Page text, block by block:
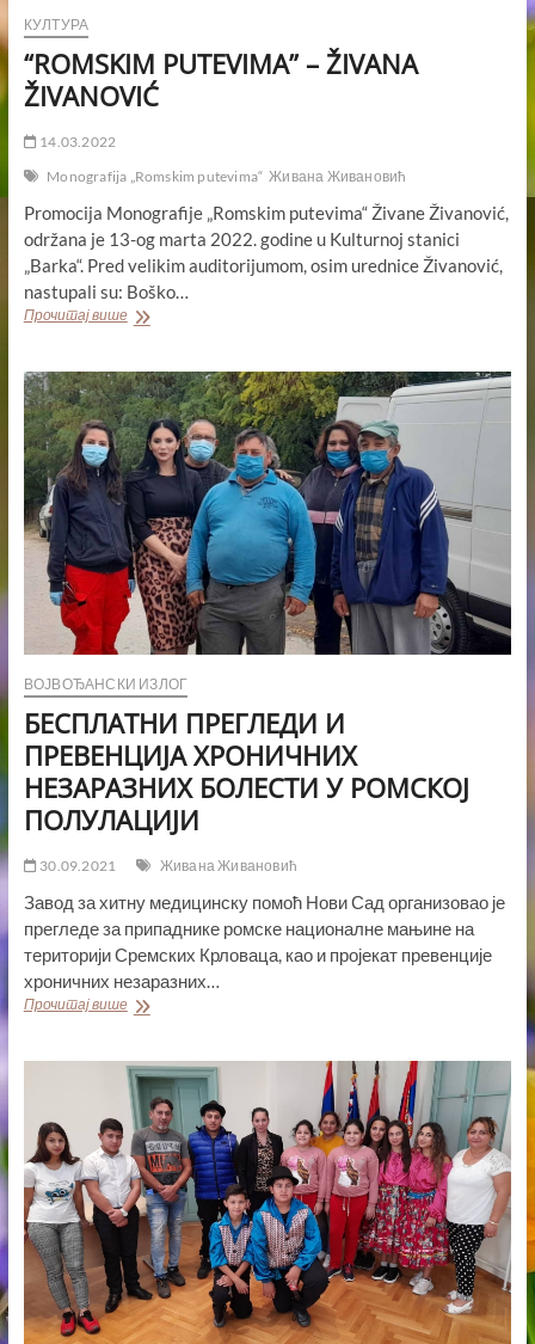
КУЛТУРА
“ROMSKIM PUTEVIMA” – ŽIVANA
ŽIVANOVIĆ
14.03.2022
Monografija „Romskim putevima“ Живана Живановић
Promocija Monografije „Romskim putevima“ Živane Živanović,
održana je 13-og marta 2022. godine u Kulturnoj stanici
„Barka“. Pred velikim auditorijumom, osim urednice Živanović,
nastupali su: Boško…
Прочитај више“ROMSKIM
ŽIVANA
ŽIVANOVIĆ
ВОЈВОЂАНСКИ ИЗЛОГ
БЕСПЛАТНИ ПРЕГЛЕДИ И
ПРЕВЕНЦИЈА ХРОНИЧНИХ
НЕЗАРАЗНИХ БОЛЕСТИ У РОМСКОЈ
ПОЛУЛАЦИЈИ
30.09.2021 Живана Живановић
Завод за хитну медицинску помоћ Нови Сад организовао је
прегледе за припаднике ромске националне мањине на
територији Сремских Крловаца, као и пројекат превенције
хроничних незаразних…
Прочитај вишеБЕСПЛАТНИ
ПРЕВЕНЦИЈА
ХРОНИЧНИХ
НЕЗАРАЗНИХ
БОЛЕСТИ
У
РОМСКОЈ
ПОЛУЛАЦИЈИ